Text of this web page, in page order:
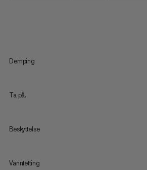
Demping
Ta på.
Beskyttelse
Vanntetting